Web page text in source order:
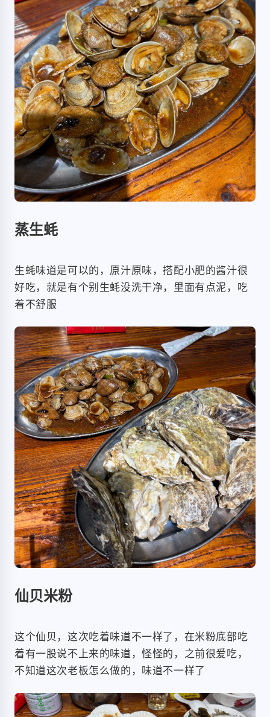
蒸生蚝
生蚝味道是可以的，原汁原味，搭配小肥的酱汁很
好吃，就是有个别生蚝没洗干净，里面有点泥，吃
着不舒服
仙贝米粉
这个仙贝，这次吃着味道不一样了，在米粉底部吃
着有一股说不上来的味道，怪怪的，之前很爱吃，
不知道这次老板怎么做的，味道不一样了